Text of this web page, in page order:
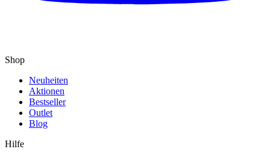
Shop
Neuheiten
Aktionen
Bestseller
Outlet
Blog
Hilfe